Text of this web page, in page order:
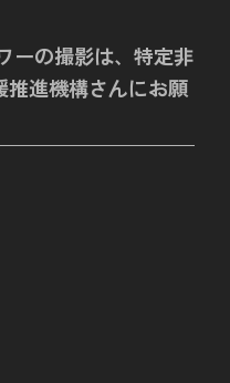
ーの撮影は、特定非
推進機構さんにお願